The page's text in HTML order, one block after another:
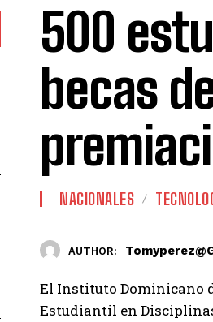
500
becas
NACIONALES
AUTHOR:
El Instituto Dominicano
Estudiantil en